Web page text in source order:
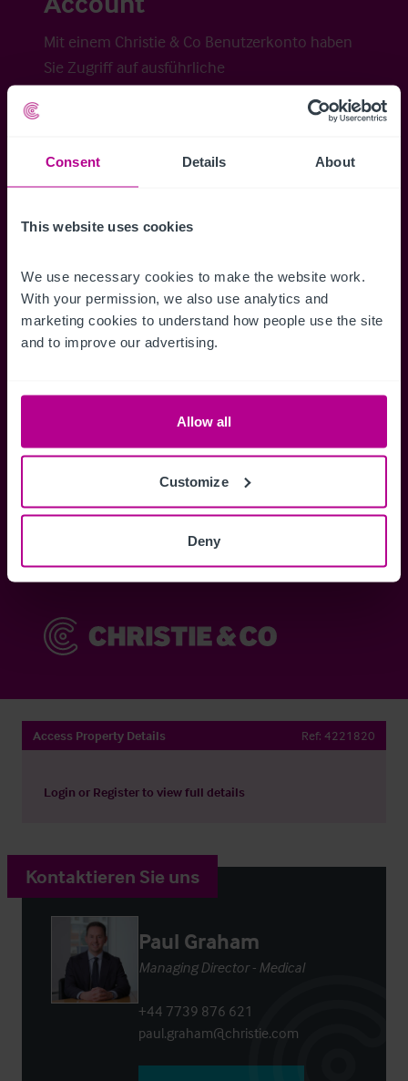
Consent Details About
This website uses cookies
We use necessary cookies to make the website work.
With your permission, we also use analytics and
marketing cookies to understand how people use the site
and to improve our advertising.
Allow all
Customize
Deny
Mit einem Christie & Co Benutzerkonto haben
Sie Zugriff auf ausführliche
Veraufsinformationen, erweiterte Suche über
Benachrichtigungen für neuen Objekten zu
erhalten.
Zugriff auf alle
Informationen
Speichern
Anmelden
Sie haben bereits ein Konto? Jetzt anmelden
Access Property Details Ref: 4221820
Login or Registerto view full details
Kontaktieren Sie uns
Paul Graham
Managing Director - Medical
+44 7739 876 621
paul.graham@christie.com